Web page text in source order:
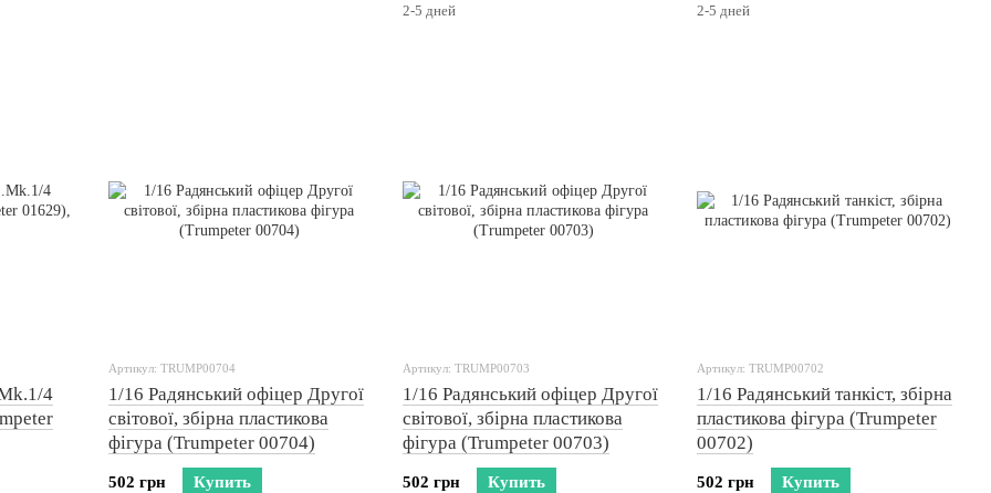
2-5 дней 2-5 дней
4
Артикул: TRUMP00704
1/16 Радянський офіцер Другої
світової, збірна пластикова
фігура (Trumpeter 00704)
502 грн Купить
Артикул: TRUMP00703
1/16 Радянський офіцер Другої
світової, збірна пластикова
фігура (Trumpeter 00703)
502 грн Купить
Артикул: TRUMP00702
1/16 Радянський танкіст, збірна
пластикова фігура (Trumpeter
00702)
502 грн Купить